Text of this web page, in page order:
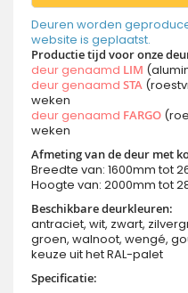
Deuren worden
website is geplaatst.
Productie tijd voor onze
deur genaamd LIM
deur genaamd STA
weken
deur genaamd FARGO
weken
Afmeting van de deur met
Breedte van: 1600mm tot
Hoogte van: 2000mm tot
Beschikbare deurkleuren:
antraciet, wit, zwart,
groen, walnoot, wengé,
keuze uit het RAL-palet
Specificatie: